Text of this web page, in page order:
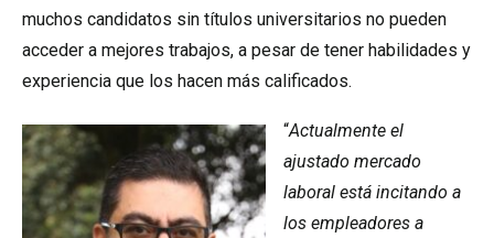
muchos candidatos sin títulos universitarios no pueden
acceder a mejores trabajos, a pesar de tener habilidades y
experiencia que los hacen más calificados.
“Actualmente el
ajustado mercado
laboral está incitando a
los empleadores a